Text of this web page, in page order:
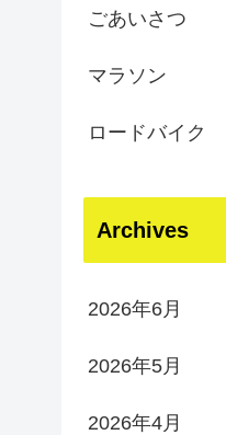
ごあいさつ
マラソン
ロードバイク
Archives
2026年6月
2026年5月
2026年4月